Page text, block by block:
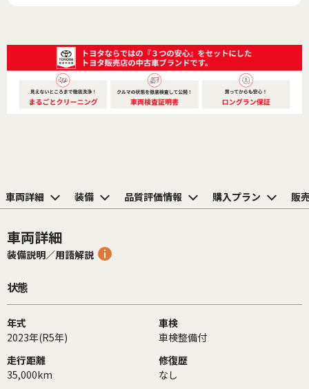
車両詳細 装備 品質評価情報 購入プラン 販
車両詳細
装備説明／用語解説
状態
年式
2023年(R5年)
車検
車検整備付
走行距離
35,000km
修復歴
なし